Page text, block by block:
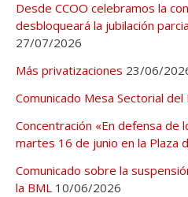
Desde CCOO celebramos la
desbloqueará la jubilación
27/07/2026
Más privatizaciones 23/06/
Comunicado Mesa Sectorial
Concentración «En defensa de
martes 16 de junio en la Plaza
Comunicado sobre la
la BML 10/06/2026